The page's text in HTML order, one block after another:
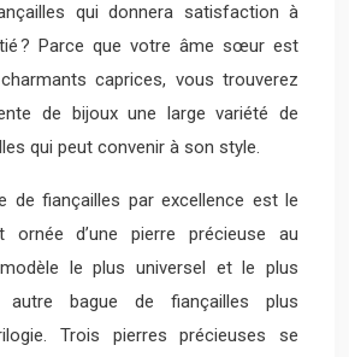
qui donnera satisfaction à
? Parce que votre âme sœur est
caprices, vous trouverez
de bijoux une large variété de
qui peut convenir à son style.
de fiançailles par excellence est le
ornée d’une pierre précieuse au
le plus universel et le plus
autre bague de fiançailles plus
Trois pierres précieuses se